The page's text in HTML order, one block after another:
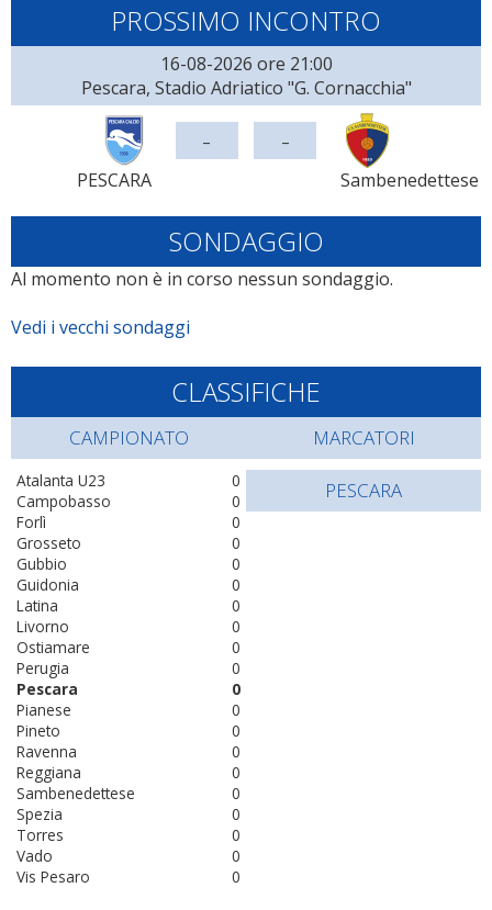
PROSSIMO INCONTRO
16-08-2026 ore 21:00
Pescara, Stadio Adriatico "G. Cornacchia"
PESCARA
- -
Sambenedettese
SONDAGGIO
Al momento non è in corso nessun sondaggio.
Vedi i vecchi sondaggi
CLASSIFICHE
CAMPIONATO
0
Atalanta U23
0
Campobasso
0
Forlì
0
Grosseto
0
Gubbio
0
Guidonia
0
Latina
0
Livorno
0
Ostiamare
0
Perugia
0
Pescara
0
Pianese
0
Pineto
0
Ravenna
0
Reggiana
0
Sambenedettese
0
Spezia
0
Torres
0
Vado
0
Vis Pesaro
MARCATORI
PESCARA